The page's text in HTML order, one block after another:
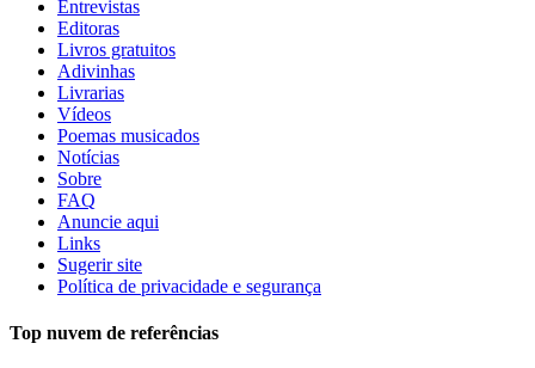
Entrevistas
Editoras
Livros gratuitos
Adivinhas
Livrarias
Vídeos
Poemas musicados
Notícias
Sobre
FAQ
Anuncie aqui
Links
Sugerir site
Política de privacidade e segurança
Top nuvem de referências